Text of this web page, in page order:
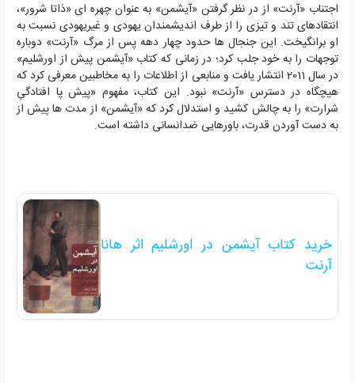
اجتناب «آرنت» از در نظر گرفتن «آیشمن» به عنوان چهره ای «ذاتا شرور»،
انتقادهای تند و تیزی را از طرف اندیشمندان یهودی و غیریهودی نسبت به
او برانگیخت. این جنجال ها حدود چهار دهه پس از مرگ «آرنت» دوباره
توجهات را به خود جلب کرد؛ در زمانی که کتاب «آیشمن پیش از اورشلیم»
در سال 2011 انتشار یافت و منابعی از اطلاعات را به مخاطبین معرفی کرد که
هیچگاه در دسترس «آرنت» نبود. این کتاب، مفهوم «پیش پا افتادگیِ
شرارت» را به چالش کشید و استدلال کرد که «آیشمن» از مدت ها پیش از
به دست آوردن قدرت، باورهایی ضدانسانی داشته است.
خرید کتاب آیشمن در اورشلیم اثر هانا
آرنت